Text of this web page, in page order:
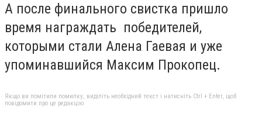
А после финального свистка пришло
время награждать победителей,
которыми стали Алена Гаевая и уже
упоминавшийся Максим Прокопец.
Якщо ви помітили помилку, виділіть необхідний текст і натисніть Ctrl + Enter, щоб
повідомити про це редакцію